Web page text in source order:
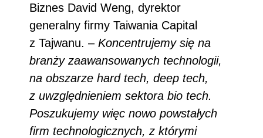
Biznes David Weng, dyrektor
generalny firmy Taiwania Capital
z Tajwanu. – Koncentrujemy się na
branży zaawansowanych technologii,
na obszarze hard tech, deep tech,
z uwzględnieniem sektora bio tech.
Poszukujemy więc nowo powstałych
firm technologicznych, z którymi